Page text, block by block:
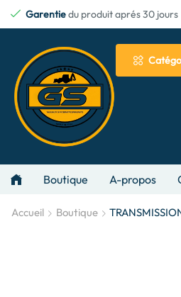
Garentiedu produit aprés 30 jours
Boutique A-propos
Accueil Boutique